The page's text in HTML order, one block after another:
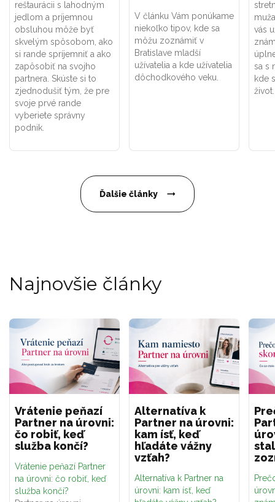
reštaurácii s lahodným
jedlom a príjemnou
obsluhou môže byť
skvelým spôsobom, ako
si rande spríjemniť a ako
zapôsobiť na svojho
partnera. Skúste si to
zjednodušiť tým, že pre
svoje prvé rande
vyberiete správny
podnik.
V článku Vám ponúkame
niekoľko tipov, kde sa
môžu zoznámiť v
Bratislave mladší
užívatelia a kde užívatelia
dôchodkového veku.
vás
sa s
kde
život.
Ďalšie články
Najnovšie články
Vrátenie peňazí
Partner na úrovni:
čo robiť, keď
služba končí?
Vrátenie peňazí Partner
na úrovni: čo robiť, keď
služba končí?
Alternatíva k
Partner na úrovni:
kam ísť, keď
hľadáte vážny
vzťah?
Alternatíva k Partner na
úrovni: kam ísť, keď